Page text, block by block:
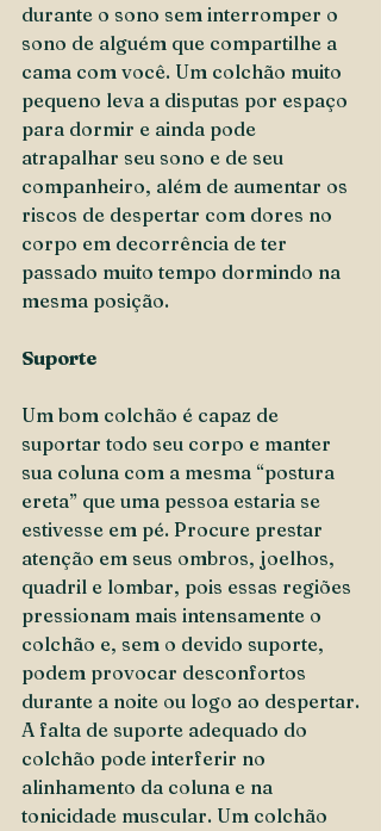
durante o sono sem interromper o
sono de alguém que compartilhe a
cama com você. Um colchão muito
pequeno leva a disputas por espaço
para dormir e ainda pode
atrapalhar seu sono e de seu
companheiro, além de aumentar os
riscos de despertar com dores no
corpo em decorrência de ter
passado muito tempo dormindo na
mesma posição.
Suporte
Um bom colchão é capaz de
suportar todo seu corpo e manter
sua coluna com a mesma “postura
ereta” que uma pessoa estaria se
estivesse em pé. Procure prestar
atenção em seus ombros, joelhos,
quadril e lombar, pois essas regiões
pressionam mais intensamente o
colchão e, sem o devido suporte,
podem provocar desconfortos
durante a noite ou logo ao despertar.
A falta de suporte adequado do
colchão pode interferir no
alinhamento da coluna e na
tonicidade muscular. Um colchão